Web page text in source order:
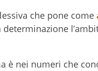
che pone come
è nei numeri che